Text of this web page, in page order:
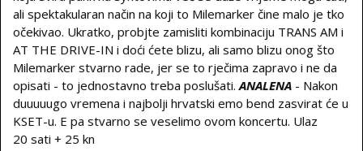
ali spektakularan način na koji to Milemarker čine malo je tko
očekivao. Ukratko, probjte zamisliti kombinaciju TRANS AM i
AT THE DRIVE-IN i doći ćete blizu, ali samo blizu onog što
Milemarker stvarno rade, jer se to rječima zapravo i ne da
opisati - to jednostavno treba poslušati.ANALENA - Nakon
duuuuugo vremena i najbolji hrvatski emo bend zasvirat će u
KSET-u. E pa stvarno se veselimo ovom koncertu. Ulaz
20 sati + 25 kn